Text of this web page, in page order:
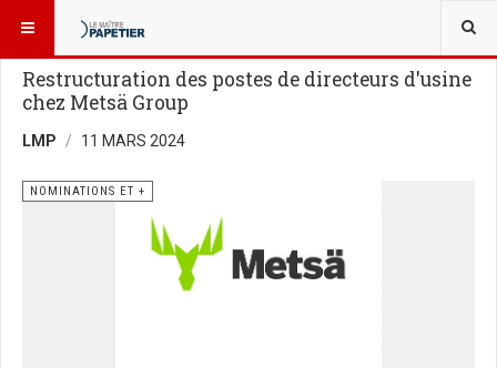
VOUS ÊTES ICI :
Restructuration des postes de directeurs d'usine
chez Metsä Group
LMP 11 MARS 2024
NOMINATIONS ET +